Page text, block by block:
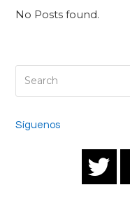
No Posts found.
Síguenos